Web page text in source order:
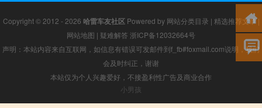
Copyright © 2012 - 2026 哈雷车友社区Powered by 网站分类目录 | 精选推荐文章|
网站地图 | 疑难解答 浙ICP备12032664号
声明：本站内容来自互联网，如信息有错误可发邮件到f_fb#foxmail.com说明，我们
会及时纠正，谢谢
本站仅为个人兴趣爱好，不接盈利性广告及商业合作
小男孩